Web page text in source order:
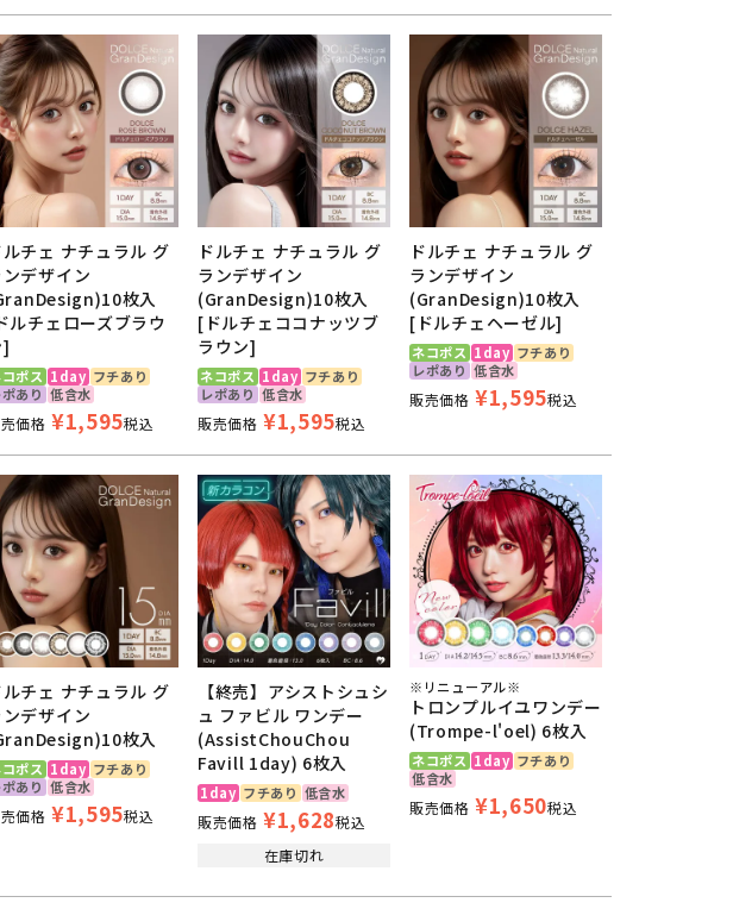
ルチェ ナチュラル グ
デザイン
枚入
ルチェローズブラウ
]
ポス 1day フチあり
ポあり 低含水
価格 ¥1,595税込
ドルチェ ナチュラル グ
ランデザイン
(GranDesign)10枚入
[ドルチェココナッツブ
ラウン]
ネコポス 1day フチあり
レポあり 低含水
販売価格 ¥1,595税込
ドルチェ ナチュラル グ
ランデザイン
(GranDesign)10枚入
[ドルチェヘーゼル]
ネコポス 1day フチあり
レポあり 低含水
販売価格 ¥1,595税込
ルチェ ナチュラル グ
デザイン
枚入
ポス 1day フチあり
ポあり 低含水
価格 ¥1,595税込
【終売】アシストシュシ
ュ ファビル ワンデー
(AssistChouChou
Favill 1day) 6枚入
1day フチあり 低含水
販売価格 ¥1,628税込
在庫切れ
※リニューアル※
トロンプルイユワンデー
(Trompe-l'oel) 6枚入
ネコポス 1day フチあり
低含水
販売価格 ¥1,650税込